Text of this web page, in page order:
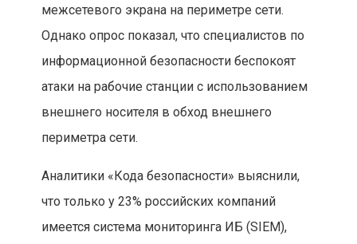
межсетевого экрана на периметре сети.
Однако опрос показал, что специалистов по
информационной безопасности беспокоят
атаки на рабочие станции с использованием
внешнего носителя в обход внешнего
периметра сети.
Аналитики «Кода безопасности» выяснили,
что только у 23% российских компаний
имеется система мониторинга ИБ (SIEM),